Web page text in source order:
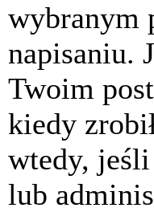
wybranym
napisaniu.
Twoim
kiedy
wtedy,
lub